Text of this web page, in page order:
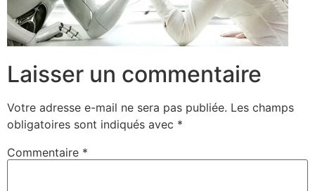
Laisser un commentaire
Votre adresse e-mail ne sera pas publiée. Les champs
obligatoires sont indiqués avec *
Commentaire *